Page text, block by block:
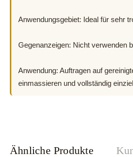
Anwendungsgebiet: Ideal für sehr
Gegenanzeigen: Nicht verwenden
Anwendung: Auftragen auf
einmassieren und vollständig
Ähnliche Produkte